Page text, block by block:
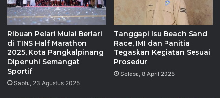
Ribuan Pelari Mulai Berlari
di TINS Half Marathon
2025, Kota Pangkalpinang
Dipenuhi Semangat
Sportif
Sabtu, 23 Agustus 2025
Tanggapi Isu Beach Sand
Race, IMI dan Panitia
Tegaskan Kegiatan Sesuai
Prosedur
Selasa, 8 April 2025